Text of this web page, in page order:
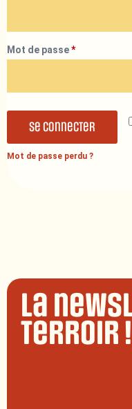
Mot de passe*
Se connecter
Mot de passe perdu ?
La
terroir !